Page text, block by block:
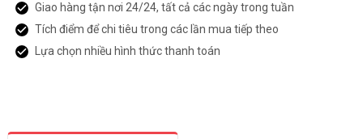
Giao hàng tận nơi 24/24, tất cả các ngày trong tuần
Tích điểm để chi tiêu trong các lần mua tiếp theo
Lựa chọn nhiều hình thức thanh toán